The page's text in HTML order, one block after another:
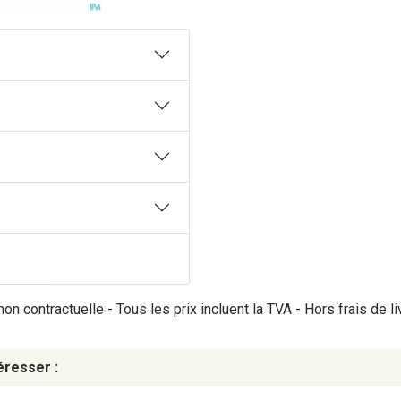
contractuelle - Tous les prix incluent la TVA - Hors frais de
: